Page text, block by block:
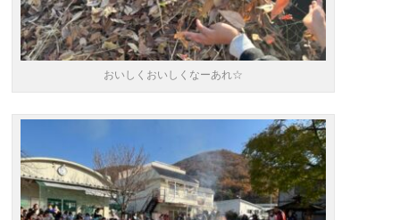
おいしくおいしくなーあれ☆